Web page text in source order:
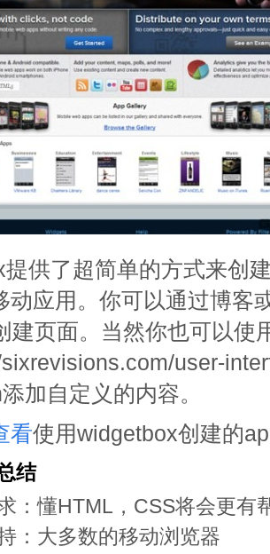
供了超简单的方式来创
动应用。你可以通过博客
建页面。当然你也可以使
user-
加自定义的内容。
看使用widgetbox创建的
结
：懂HTML，CSS将会更有
：大多数的移动浏览器